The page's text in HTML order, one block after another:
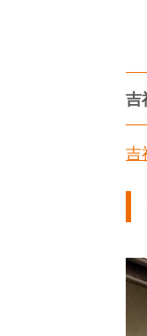
吉
吉